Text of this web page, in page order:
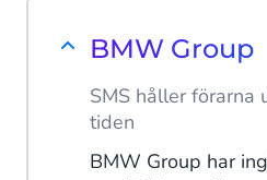
BMW Group
SMS håller förarna
tiden
BMW Group har